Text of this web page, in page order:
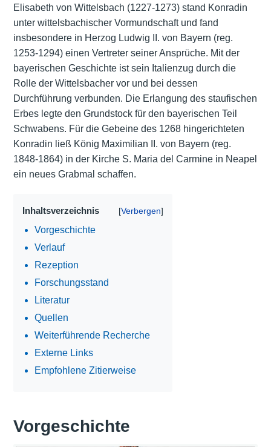
Elisabeth von Wittelsbach (1227-1273) stand Konradin
unter wittelsbachischer Vormundschaft und fand
insbesondere in Herzog Ludwig II. von Bayern (reg.
1253-1294) einen Vertreter seiner Ansprüche. Mit der
bayerischen Geschichte ist sein Italienzug durch die
Rolle der Wittelsbacher vor und bei dessen
Durchführung verbunden. Die Erlangung des staufischen
Erbes legte den Grundstock für den bayerischen Teil
Schwabens. Für die Gebeine des 1268 hingerichteten
Konradin ließ König Maximilian II. von Bayern (reg.
1848-1864) in der Kirche S. Maria del Carmine in Neapel
ein neues Grabmal schaffen.
Inhaltsverzeichnis
Vorgeschichte
Verlauf
Rezeption
Forschungsstand
Literatur
Quellen
Weiterführende Recherche
Externe Links
Empfohlene Zitierweise
Vorgeschichte